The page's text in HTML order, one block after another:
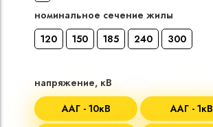
номинальное сечение жилы
120
150 185 240 300
напряжение, кВ
ААГ - 10кВ
ААГ - 1кВ